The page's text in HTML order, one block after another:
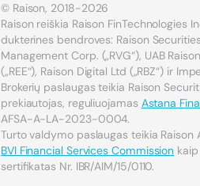
© Raison, 2018-2026
Raison reiškia Raison FinTechnologies
dukterines bendroves: Raison Securities
Management Corp. („RVG“), UAB
(„REE“), Raison Digital Ltd („RBZ“) ir
Brokerių paslaugas teikia Raison
prekiautojas, reguliuojamas Astana
AFSA-A-LA-2023-0004.
Turto valdymo paslaugas teikia
BVI Financial Services Commission
sertifikatas Nr. IBR/AIM/15/0110.